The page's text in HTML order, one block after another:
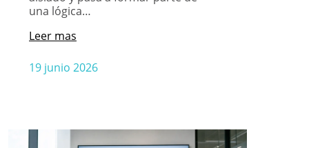
una lógica…
19 junio 2026
Leer mas